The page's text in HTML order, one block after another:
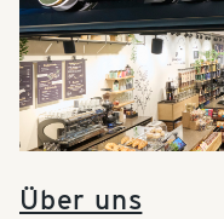
Über uns